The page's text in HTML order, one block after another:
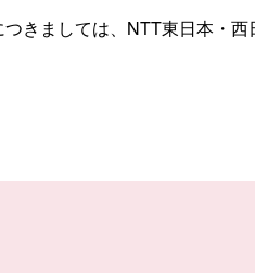
きましては、NTT東日本・西